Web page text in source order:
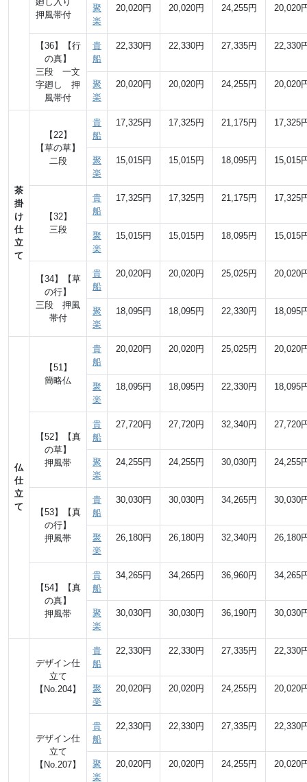
押風帯付
聚
楽
20,020円 20,020円 24,255円 20,020
【36】【行
の真】
三段 一文
字廻し 押
風帯付
貴
船
22,330円 22,330円 27,335円 22,330
聚
楽
20,020円 20,020円 24,255円 20,020
茶
掛
け
仕
立
て
【22】
【草の草】
二段
貴
船
17,325円 17,325円 21,175円 17,325
聚
楽
15,015円 15,015円 18,095円 15,015
【32】
三段
貴
船
17,325円 17,325円 21,175円 17,325
聚
楽
15,015円 15,015円 18,095円 15,015
【34】【草
の行】
三段 押風
帯付
貴
船
20,020円 20,020円 25,025円 20,020
聚
楽
18,095円 18,095円 22,330円 18,095
仏
仕
立
て
【51】
簡略仏
貴
船
20,020円 20,020円 25,025円 20,020
聚
楽
18,095円 18,095円 22,330円 18,095
【52】【真
の草】
押風帯
貴
船
27,720円 27,720円 32,340円 27,720
聚
楽
24,255円 24,255円 30,030円 24,255
【53】【真
の行】
押風帯
貴
船
30,030円 30,030円 34,265円 30,030
聚
楽
26,180円 26,180円 32,340円 26,180
【54】【真
の真】
押風帯
貴
船
34,265円 34,265円 36,960円 34,265
聚
楽
30,030円 30,030円 36,190円 30,030
デザイン仕
立て
【No.204】
貴
船
22,330円 22,330円 27,335円 22,330
聚
楽
20,020円 20,020円 24,255円 20,020
デザイン仕
立て
【No.207】
貴
船
22,330円 22,330円 27,335円 22,330
聚
楽
20,020円 20,020円 24,255円 20,020